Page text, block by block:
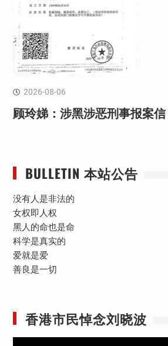
2026-08-06
顾玲娣：涉黑涉恶刑事报案信
BULLETIN 本站公告
没有人是非法的
女权即人权
黑人的命也是命
科学是真实的
爱就是爱
善良是一切
香港市民悼念刘晓波